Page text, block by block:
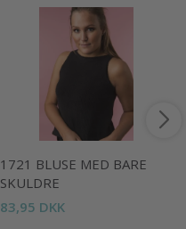
1721 BLUSE MED BARE
SKULDRE
83,95 DKK